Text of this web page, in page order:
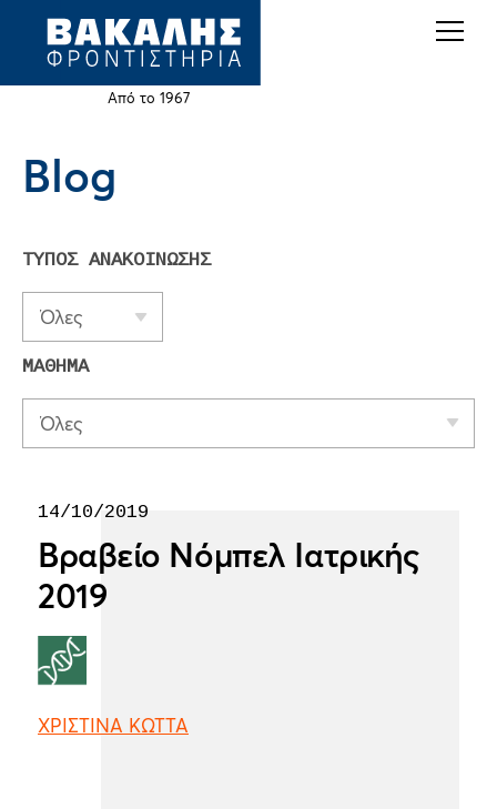
Jump
Από το 1967
Back
Blog
ΤΥΠΟΣ ΑΝΑΚΟΙΝΩΣΗΣ
Όλες
ΜΑΘΗΜΑ
Όλες
14/10/2019
Βραβείο Νόμπελ Ιατρικής
2019
ΧΡΙΣΤΙΝΑ ΚΩΤΤΑ